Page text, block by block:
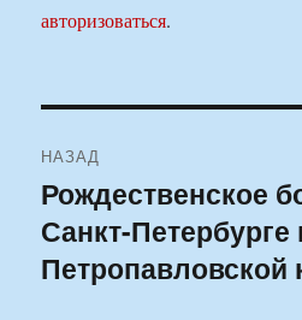
авторизоваться.
по
записям
НАЗАД
Предыдущая
запись:
Рождественское
Санкт-Петербурге
Петропавловской